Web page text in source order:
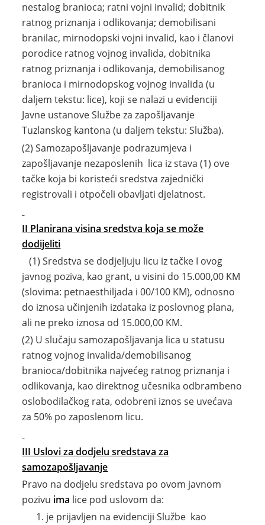
nestalog branioca; ratni vojni invalid; dobitnik
ratnog priznanja i odlikovanja; demobilisani
branilac, mirnodopski vojni invalid, kao i članovi
porodice ratnog vojnog invalida, dobitnika
ratnog priznanja i odlikovanja, demobilisanog
branioca i mirnodopskog vojnog invalida (u
daljem tekstu: lice), koji se nalazi u evidenciji
Javne ustanove Službe za zapošljavanje
Tuzlanskog kantona (u daljem tekstu: Služba).
(2) Samozapošljavanje podrazumjeva i
zapošljavanje nezaposlenih lica iz stava (1) ove
tačke koja bi koristeći sredstva zajednički
registrovali i otpočeli obavljati djelatnost.
II Planirana visina sredstva koja se može
dodijeliti
(1) Sredstva se dodjeljuju licu iz tačke I ovog
javnog poziva, kao grant, u visini do 15.000,00 KM
(slovima: petnaesthiljada i 00/100 KM), odnosno
do iznosa učinjenih izdataka iz poslovnog plana,
ali ne preko iznosa od 15.000,00 KM.
(2) U slučaju samozapošljavanja lica u statusu
ratnog vojnog invalida/demobilisanog
branioca/dobitnika najvećeg ratnog priznanja i
odlikovanja, kao direktnog učesnika odbrambeno
oslobodilačkog rata, odobreni iznos se uvećava
za 50% po zaposlenom licu.
III Uslovi za dodjelu sredstavaza
samozapošljavanje
Pravo na dodjelu sredstava po ovom javnom
pozivu ima lice pod uslovom da:
je prijavljen na evidenciji Službe kao